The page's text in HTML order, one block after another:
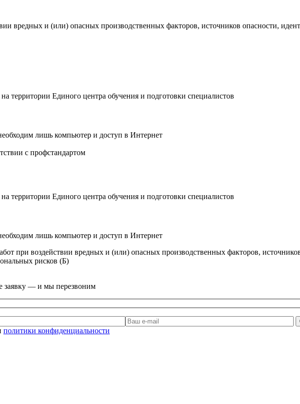
вредных и (или) опасных производственных факторов, источников опасности,
территории Единого центра обучения и подготовки специалистов
лишь компьютер и доступ в Интернет
с профстандартом
территории Единого центра обучения и подготовки специалистов
лишь компьютер и доступ в Интернет
при воздействии вредных и (или) опасных производственных факторов,
рисков (Б)
заявку — и мы перезвоним
политики конфиденциальности